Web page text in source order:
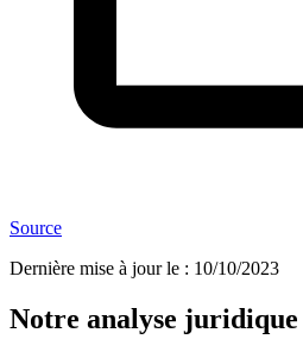
Source
Dernière mise à jour le : 10/10/2023
Notre analyse juridique